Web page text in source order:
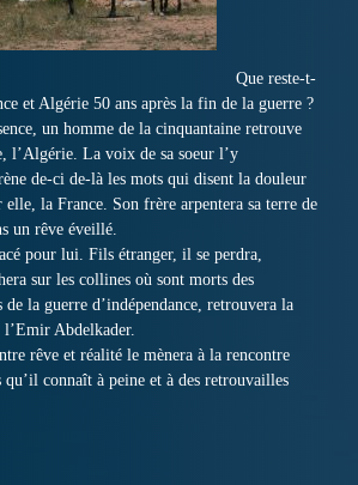
Que reste-t-
et Algérie 50 ans après la fin de la guerre ?
un homme de la cinquantaine retrouve
l’Algérie. La voix de sa soeur l’y
de-ci de-là les mots qui disent la douleur
elle, la France. Son frère arpentera sa terre de
un rêve éveillé.
pour lui. Fils étranger, il se perdra,
sur les collines où sont morts des
de la guerre d’indépendance, retrouvera la
l’Emir Abdelkader.
rêve et réalité le mènera à la rencontre
qu’il connaît à peine et à des retrouvailles